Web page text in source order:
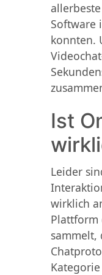
Software
konnten.
Ist
Leider
wirklich
Plattform
sammelt,